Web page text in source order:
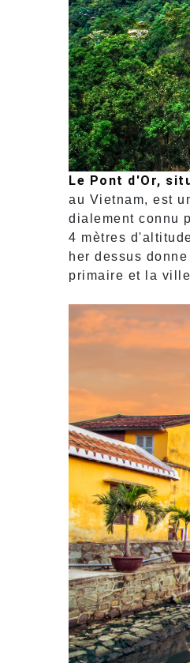
Le Pont d'Or,
au Vietnam, est
dialement connu
4 mètres
her dessus
primaire et la